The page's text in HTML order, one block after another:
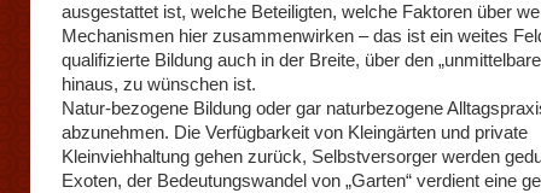
ausgestattet ist, welche Beteiligten, welche Faktoren über
Mechanismen hier zusammenwirken – das ist ein weites
qualifizierte Bildung auch in der Breite, über den
hinaus, zu wünschen ist.
Natur-bezogene Bildung oder gar naturbezogene
abzunehmen. Die Verfügbarkeit von Kleingärten und private
Kleinviehhaltung gehen zurück, Selbstversorger werden
Exoten, der Bedeutungswandel von „Garten“ verdient eine